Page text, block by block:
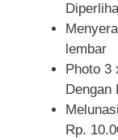
lembar
Photo 3
Dengan
Rp.